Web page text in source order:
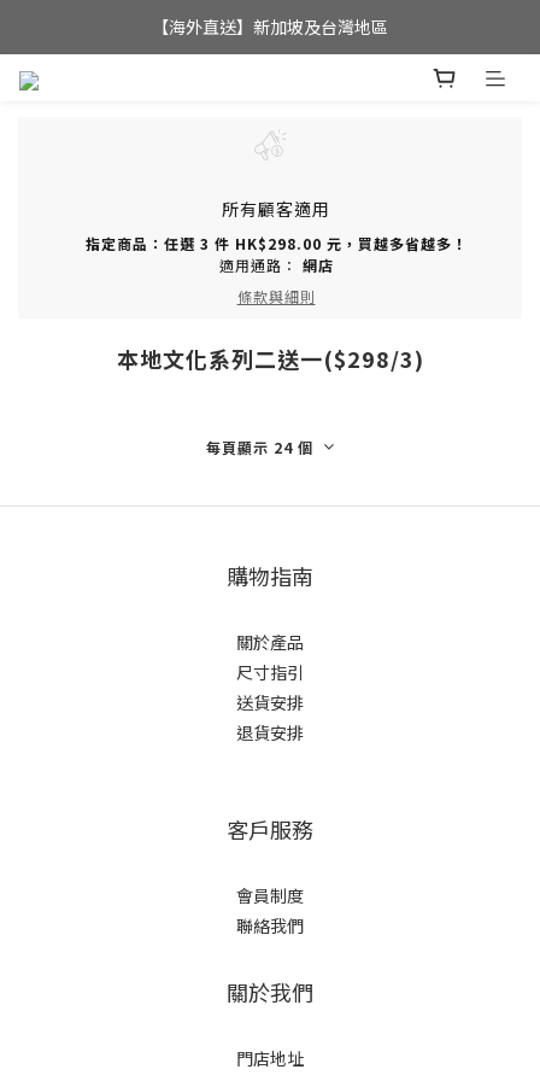
全店滿$350，即可享港澳地區免運費;
【海外直送】新加坡及台灣地區
所有顧客適用
指定商品：任選 3 件 HK$298.00 元，買越多省越多！
適用通路： 網店
條款與細則
本地文化系列二送一($298/3)
每頁顯示 24 個
購物指南
關於產品
尺寸指引
送貨安排
退貨安排
客戶服務
會員制度
聯絡我們
關於我們
門店地址